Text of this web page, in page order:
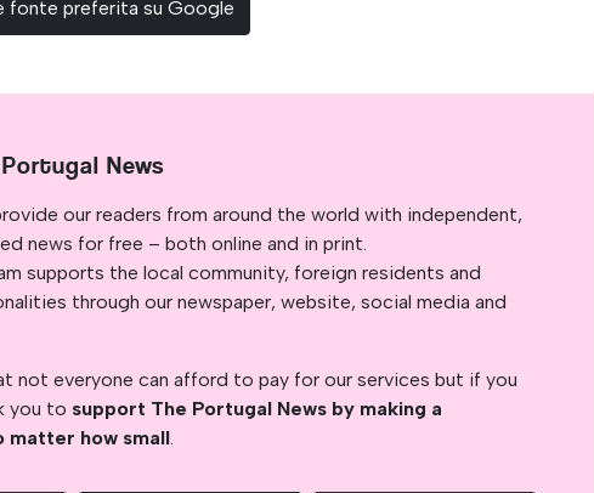
fonte preferita su Google
News
our readers from around the world with independent,
news for free – both online and in print.
supports the local community, foreign residents and
through our newspaper, website, social media and
not everyone can afford to pay for our services but if you
you to support The Portugal News by making a
matter how small.